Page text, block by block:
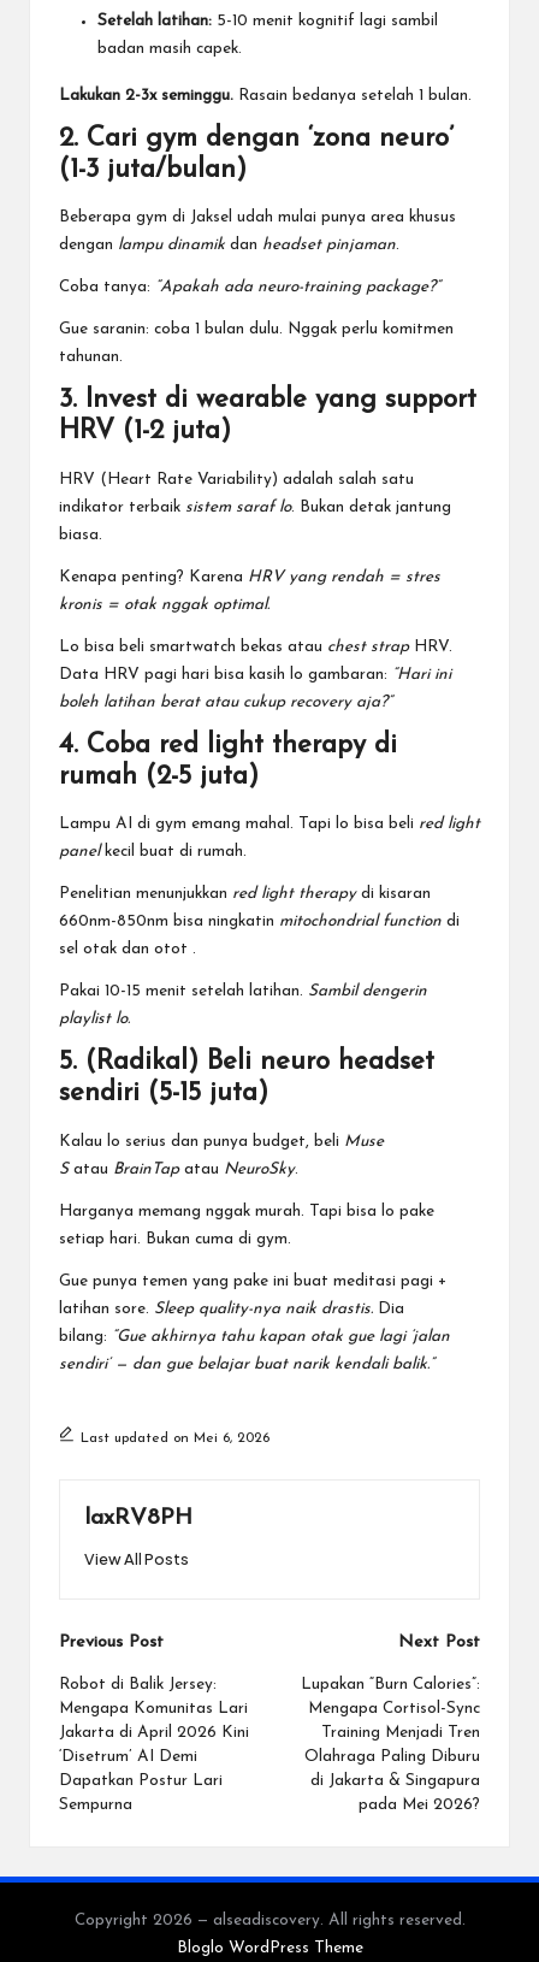
Setelah latihan: 5-10 menit kognitif lagi sambil
badan masih capek.
Lakukan 2-3x seminggu. Rasain bedanya setelah 1 bulan.
2. Cari gym dengan ‘zona neuro’
(1-3 juta/bulan)
Beberapa gym di Jaksel udah mulai punya area khusus
dengan lampu dinamik dan headset pinjaman.
Coba tanya: “Apakah ada neuro-training package?”
Gue saranin: coba 1 bulan dulu. Nggak perlu komitmen
tahunan.
3. Invest di wearable yang support
HRV (1-2 juta)
HRV (Heart Rate Variability) adalah salah satu
indikator terbaik sistem saraf lo. Bukan detak jantung
biasa.
Kenapa penting? Karena HRV yang rendah = stres
kronis = otak nggak optimal.
Lo bisa beli smartwatch bekas atau chest strapHRV.
Data HRV pagi hari bisa kasih lo gambaran: “Hari ini
boleh latihan berat atau cukup recovery aja?”
4. Coba red light therapy di
rumah (2-5 juta)
Lampu AI di gym emang mahal. Tapi lo bisa beli red light
panelkecil buat di rumah.
Penelitian menunjukkan red light therapydi kisaran
660nm-850nm bisa ningkatin mitochondrial function di
sel otak dan otot .
Pakai 10-15 menit setelah latihan. Sambil dengerin
playlist lo.
5. (Radikal) Beli neuro headset
sendiri (5-15 juta)
Kalau lo serius dan punya budget, beli Muse
Satau BrainTapatau NeuroSky.
Harganya memang nggak murah. Tapi bisa lo pake
setiap hari. Bukan cuma di gym.
Gue punya temen yang pake ini buat meditasi pagi +
latihan sore. Sleep quality-nya naik drastis. Dia
bilang: “Gue akhirnya tahu kapan otak gue lagi ‘jalan
sendiri’ — dan gue belajar buat narik kendali balik.”
Last updated on Mei 6, 2026
laxRV8PH
View All Posts
Post
navigation
Previous Post
Robot di Balik Jersey:
Mengapa Komunitas Lari
Jakarta di April 2026 Kini
‘Disetrum’ AI Demi
Dapatkan Postur Lari
Sempurna
Next Post
Lupakan “Burn Calories”:
Mengapa Cortisol-Sync
Training Menjadi Tren
Olahraga Paling Diburu
di Jakarta & Singapura
pada Mei 2026?
Copyright 2026 — alseadiscovery. All rights reserved.
Bloglo WordPress Theme